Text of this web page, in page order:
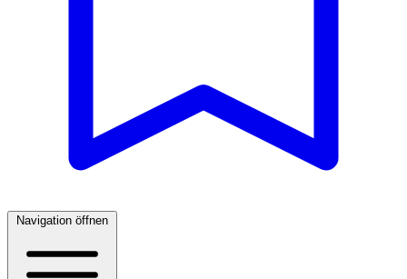
Navigation öffnen